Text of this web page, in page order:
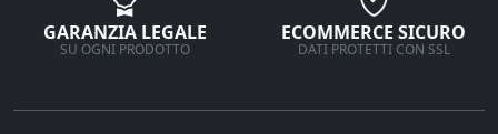
GARANZIA LEGALE
SU OGNI PRODOTTO
ECOMMERCE SICURO
DATI PROTETTI CON SSL